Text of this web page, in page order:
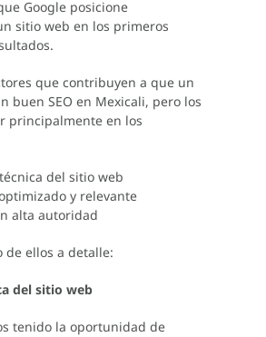
Google posicione
sitio web en los primeros
que contribuyen a que un
buen SEO en Mexicali, pero los
principalmente en los
del sitio web
y relevante
alta autoridad
de ellos a detalle:
del sitio web
tenido la oportunidad de